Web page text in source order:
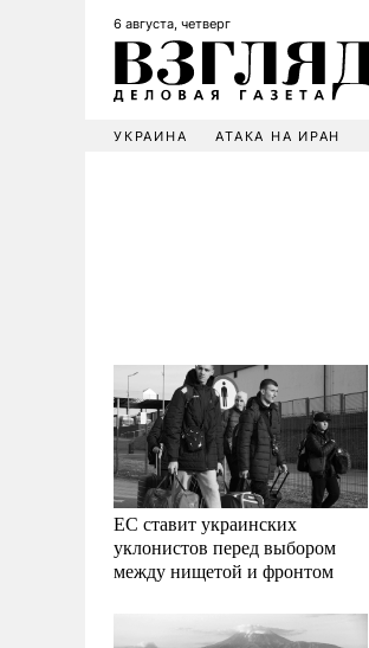
6 августа, четверг
УКРАИНА АТАКА НА ИРАН
ЕС ставит украинских
уклонистов перед выбором
между нищетой и фронтом